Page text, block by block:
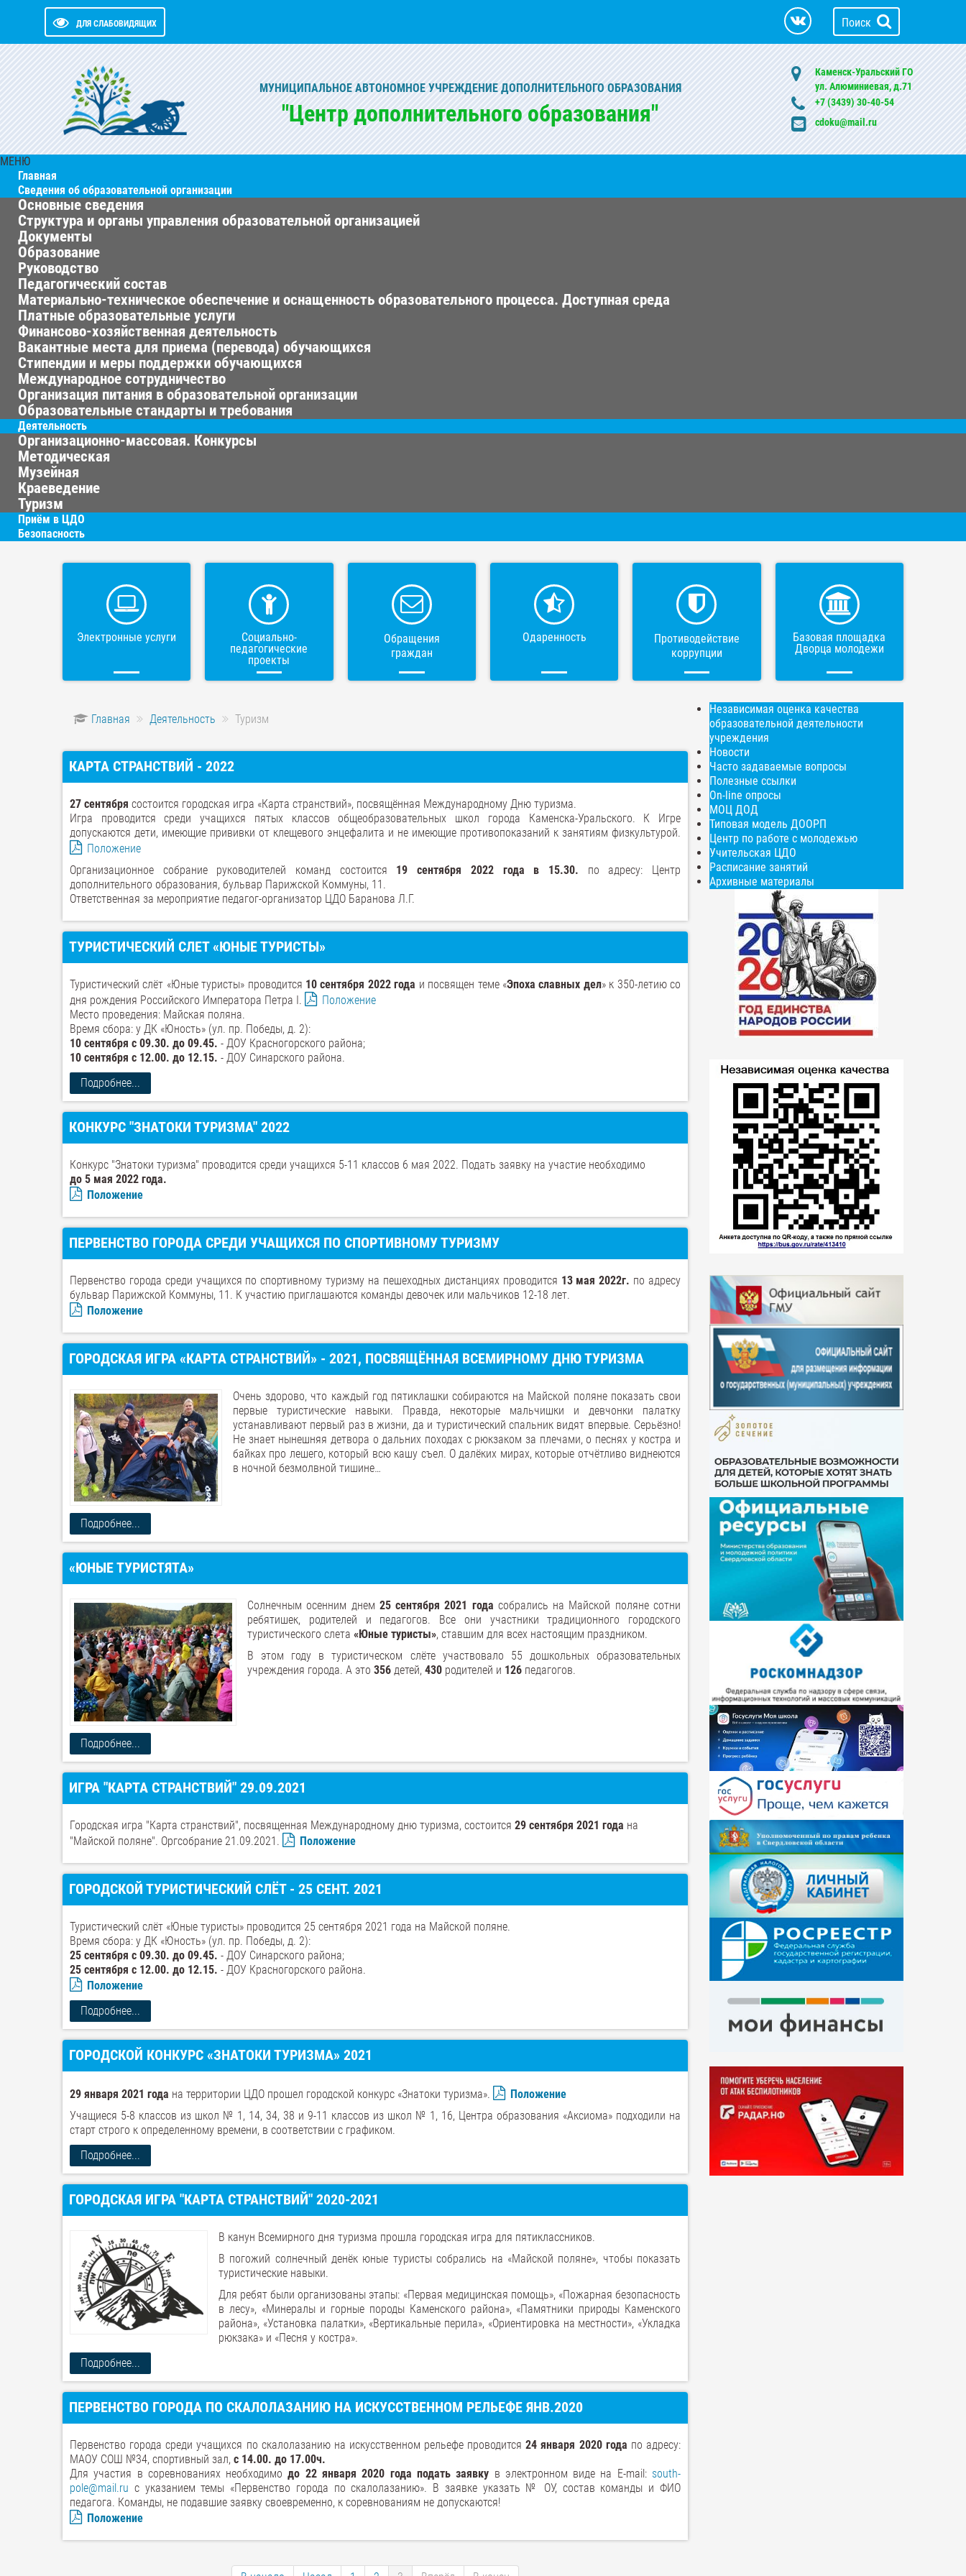
ДЛЯ СЛАБОВИДЯЩИХ Поиск
МУНИЦИПАЛЬНОЕ АВТОНОМНОЕ УЧРЕЖДЕНИЕ ДОПОЛНИТЕЛЬНОГО ОБРАЗОВАНИЯ
"Центр дополнительного образования"
Каменск-Уральский ГО
ул. Алюминиевая, д.71
+7 (3439) 30-40-54
cdoku@mail.ru
МЕНЮ
Главная
Сведения об образовательной организации
Основные сведения
Структура и органы управления образовательной организацией
Документы
Образование
Руководство
Педагогический состав
Материально-техническое обеспечение и оснащенность образовательного процесса. Доступная среда
Платные образовательные услуги
Финансово-хозяйственная деятельность
Вакантные места для приема (перевода) обучающихся
Стипендии и меры поддержки обучающихся
Международное сотрудничество
Организация питания в образовательной организации
Образовательные стандарты и требования
Деятельность
Организационно-массовая. Конкурсы
Методическая
Музейная
Краеведение
Туризм
Приём в ЦДО
Безопасность
Электронные услуги
Социально-
педагогические
проекты
Обращения
граждан
Одаренность
Противодействие
коррупции
Базовая площадка
Дворца молодежи
Главная Деятельность Туризм
КАРТА СТРАНСТВИЙ - 2022
27 сентября состоится городская игра «Карта странствий», посвящённая Международному Дню туризма.
Игра проводится среди учащихся пятых классов общеобразовательных школ города Каменска-Уральского. К Игре
допускаются дети, имеющие прививки от клещевого энцефалита и не имеющие противопоказаний к занятиям физкультурой.
Положение
Организационное собрание руководителей команд состоится 19 сентября 2022 года в 15.30. по адресу: Центр
дополнительного образования, бульвар Парижской Коммуны, 11.
Ответственная за мероприятие педагог-организатор ЦДО Баранова Л.Г.
ТУРИСТИЧЕСКИЙ СЛЕТ «ЮНЫЕ ТУРИСТЫ»
Туристический слёт «Юные туристы» проводится 10 сентября 2022 года и посвящен теме «Эпоха славных дел» к 350-летию со
дня рождения Российского Императора Петра I.
Положение
Место проведения: Майская поляна.
Время сбора: у ДК «Юность» (ул. пр. Победы, д. 2):
10 сентября с 09.30. до 09.45. - ДОУ Красногорского района;
10 сентября с 12.00. до 12.15. - ДОУ Синарского района.
Подробнее...
КОНКУРС "ЗНАТОКИ ТУРИЗМА" 2022
Конкурс "Знатоки туризма" проводится среди учащихся 5-11 классов 6 мая 2022. Подать заявку на участие необходимо
до 5 мая 2022 года.
Положение
ПЕРВЕНСТВО ГОРОДА СРЕДИ УЧАЩИХСЯ ПО СПОРТИВНОМУ ТУРИЗМУ
Первенство города среди учащихся по спортивному туризму на пешеходных дистанциях проводится 13 мая 2022г. по адресу
бульвар Парижской Коммуны, 11. К участию приглашаются команды девочек или мальчиков 12-18 лет.
Положение
ГОРОДСКАЯ ИГРА «КАРТА СТРАНСТВИЙ» - 2021, ПОСВЯЩЁННАЯ ВСЕМИРНОМУ ДНЮ ТУРИЗМА
Очень здорово, что каждый год пятиклашки собираются на Майской поляне показать свои
первые туристические навыки. Правда, некоторые мальчишки и девчонки палатку
устанавливают первый раз в жизни, да и туристический спальник видят впервые. Серьёзно!
Не знает нынешняя детвора о дальних походах с рюкзаком за плечами, о песнях у костра и
байках про лешего, который всю кашу съел. О далёких мирах, которые отчётливо виднеются
в ночной безмолвной тишине…
Подробнее...
«ЮНЫЕ ТУРИСТЯТА»
Солнечным осенним днем 25 сентября 2021 года собрались на Майской поляне сотни
ребятишек, родителей и педагогов. Все они участники традиционного городского
туристического слета «Юные туристы», ставшим для всех настоящим праздником.
В этом году в туристическом слёте участвовало 55 дошкольных образовательных
учреждения города. А это 356 детей, 430 родителей и 126 педагогов.
Подробнее...
ИГРА "КАРТА СТРАНСТВИЙ" 29.09.2021
Городская игра "Карта странствий", посвященная Международному дню туризма, состоится 29 сентября 2021 года на
"Майской поляне". Оргсобрание 21.09.2021.
Положение
ГОРОДСКОЙ ТУРИСТИЧЕСКИЙ СЛЁТ - 25 СЕНТ. 2021
Туристический слёт «Юные туристы» проводится 25 сентября 2021 года на Майской поляне.
Время сбора: у ДК «Юность» (ул. пр. Победы, д. 2):
25 сентября с 09.30. до 09.45. - ДОУ Синарского района;
25 сентября с 12.00. до 12.15. - ДОУ Красногорского района.
Положение
Подробнее...
ГОРОДСКОЙ КОНКУРС «ЗНАТОКИ ТУРИЗМА» 2021
29 января 2021 года на территории ЦДО прошел городской конкурс «Знатоки туризма».
Положение
Учащиеся 5-8 классов из школ № 1, 14, 34, 38 и 9-11 классов из школ № 1, 16, Центра образования «Аксиома» подходили на
старт строго к определенному времени, в соответствии с графиком.
Подробнее...
ГОРОДСКАЯ ИГРА "КАРТА СТРАНСТВИЙ" 2020-2021
В канун Всемирного дня туризма прошла городская игра для пятиклассников.
В погожий солнечный денёк юные туристы собрались на «Майской поляне», чтобы показать
туристические навыки.
Для ребят были организованы этапы: «Первая медицинская помощь», «Пожарная безопасность
в лесу», «Минералы и горные породы Каменского района», «Памятники природы Каменского
района», «Установка палатки», «Вертикальные перила», «Ориентировка на местности», «Укладка
рюкзака» и «Песня у костра».
Подробнее...
ПЕРВЕНСТВО ГОРОДА ПО СКАЛОЛАЗАНИЮ НА ИСКУССТВЕННОМ РЕЛЬЕФЕ ЯНВ.2020
Первенство города среди учащихся по скалолазанию на искусственном рельефе проводится24 января 2020 года по адресу:
МАОУ СОШ №34, спортивный зал, с 14.00. до 17.00ч.
Для участия в соревнованиях необходимодо 22 января 2020 года подать заявку в электронном виде на E-mail: south-
pole@mail.ru с указанием темы «Первенство города по скалолазанию». В заявке указать № ОУ, состав команды и ФИО
педагога. Команды, не подавшие заявку своевременно, к соревнованиям не допускаются!
Положение
Независимая оценка качества
образовательной деятельности
учреждения
Новости
Часто задаваемые вопросы
Полезные ссылки
On-line опросы
МОЦ ДОД
Типовая модель ДООРП
Центр по работе с молодежью
Учительская ЦДО
Расписание занятий
Архивные материалы